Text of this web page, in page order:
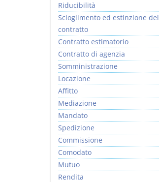
Riducibilità
Scioglimento ed estinzione del
contratto
Contratto estimatorio
Contratto di agenzia
Somministrazione
Locazione
Affitto
Mediazione
Mandato
Spedizione
Commissione
Comodato
Mutuo
Rendita